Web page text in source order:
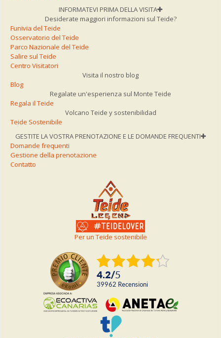
INFORMATEVI PRIMA DELLA VISITA
Desiderate maggiori informazioni sul Teide?
Funivia del Teide
Osservatorio del Teide
Parco Nazionale del Teide
Salire sul Teide
Centro Visitatori
Visita il nostro blog
Blog
Regalate un'esperienza sul Monte Teide
Regala il Teide
Volcano Teide y sostenibilidad
Teide Sostenibile
GESTITE LA VOSTRA PRENOTAZIONE E LE DOMANDE FREQUENTI
Domande frequenti
Gestione della prenotazione
Contatto
Per un Teide sostenibile
4.2/5
39962 recensioni